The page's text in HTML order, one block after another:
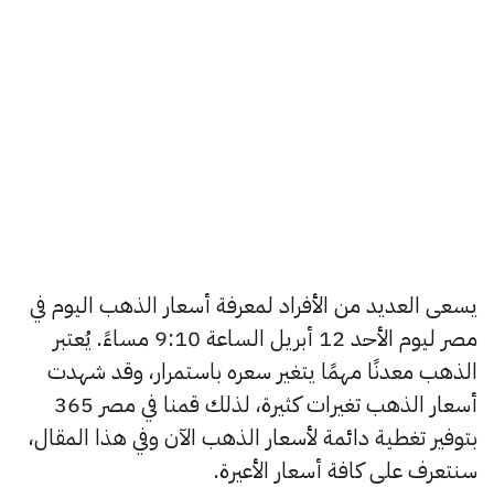
يسعى العديد من الأفراد لمعرفة أسعار الذهب اليوم في
مصر ليوم الأحد 12 أبريل الساعة 9:10 مساءً. يُعتبر
الذهب معدنًا مهمًا يتغير سعره باستمرار، وقد شهدت
أسعار الذهب تغيرات كثيرة، لذلك قمنا في مصر 365
بتوفير تغطية دائمة لأسعار الذهب الآن وفي هذا المقال،
سنتعرف على كافة أسعار الأعيرة.